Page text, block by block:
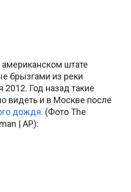
американском штате
брызгами из реки
Год назад такие
видеть и в Москве после
дождя. (Фото The
| AP):